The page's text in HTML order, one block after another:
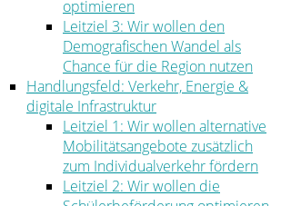
optimieren
Leitziel 3: Wir wollen den
Demografischen Wandel als
Chance für die Region nutzen
Handlungsfeld: Verkehr, Energie &
digitale Infrastruktur
Leitziel 1: Wir wollen alternative
Mobilitätsangebote zusätzlich
zum Individualverkehr fördern
Leitziel 2: Wir wollen die